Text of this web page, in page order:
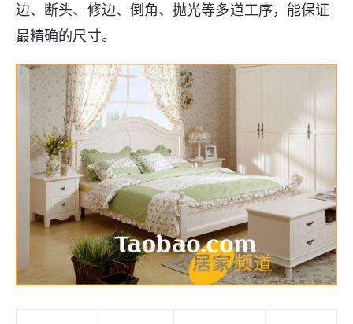
边、断头、修边、倒角、抛光等多道工序，能保证
最精确的尺寸。